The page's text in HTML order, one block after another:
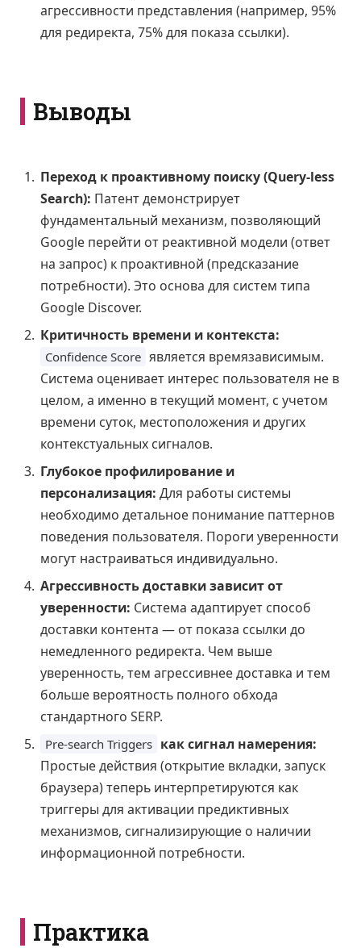
агрессивности представления (например, 95%
для редиректа, 75% для показа ссылки).
Выводы
Переход к проактивному поиску (Query-less
Search): Патент демонстрирует
фундаментальный механизм, позволяющий
Google перейти от реактивной модели (ответ
на запрос) к проактивной (предсказание
потребности). Это основа для систем типа
Google Discover.
Критичность времени и контекста:
Confidence Score является времязависимым.
Система оценивает интерес пользователя не в
целом, а именно в текущий момент, с учетом
времени суток, местоположения и других
контекстуальных сигналов.
Глубокое профилирование и
персонализация: Для работы системы
необходимо детальное понимание паттернов
поведения пользователя. Пороги уверенности
могут настраиваться индивидуально.
Агрессивность доставки зависит от
уверенности: Система адаптирует способ
доставки контента — от показа ссылки до
немедленного редиректа. Чем выше
уверенность, тем агрессивнее доставка и тем
больше вероятность полного обхода
стандартного SERP.
Pre-search Triggers как сигнал намерения:
Простые действия (открытие вкладки, запуск
браузера) теперь интерпретируются как
триггеры для активации предиктивных
механизмов, сигнализирующие о наличии
информационной потребности.
Практика